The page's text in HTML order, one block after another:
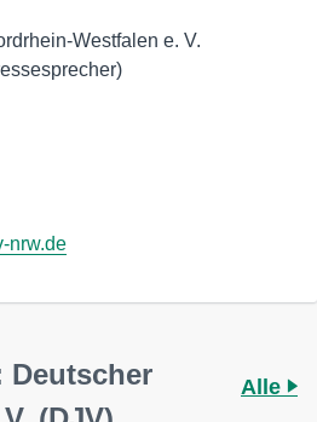
Westfalen e. V.
nrw.de
Deutscher
Alle